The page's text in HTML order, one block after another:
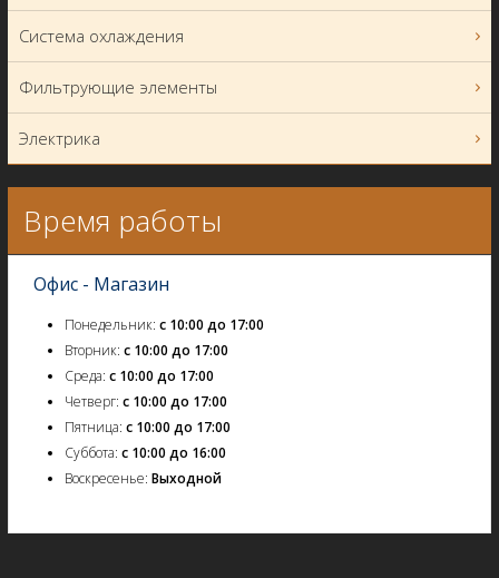
Система охлаждения
Фильтрующие элементы
Электрика
Время работы
Офис - Магазин
Понедельник: с 10:00 до 17:00
Вторник: с 10:00 до 17:00
Среда: с 10:00 до 17:00
Четверг: с 10:00 до 17:00
Пятница: с 10:00 до 17:00
Суббота: с 10:00 до 16:00
Воскресенье: Выходной